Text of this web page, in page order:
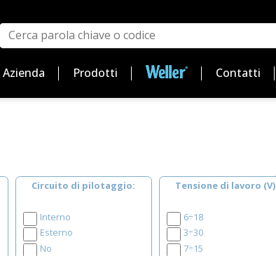
Azienda Prodotti Contatti
Circuito di pilotaggio
Interno
Esterno
No
Tensione di lavoro (V)
6÷18
3÷30
7÷15